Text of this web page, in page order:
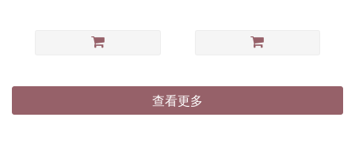
查看更多